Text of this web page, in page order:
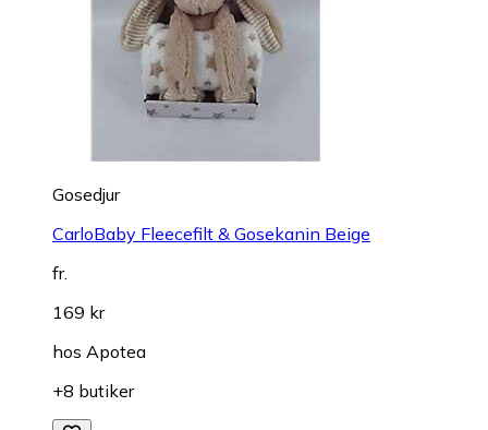
Gosedjur
CarloBaby Fleecefilt & Gosekanin Beige
fr.
169 kr
hos Apotea
+8 butiker